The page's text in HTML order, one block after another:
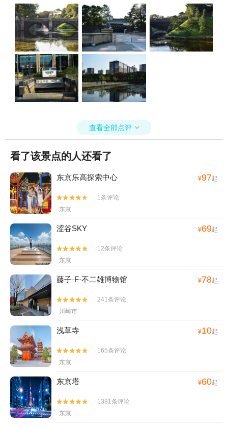
查看全部点评 
看了该景点的人还看了
东京乐高探索中心 ¥97起


1条评论
东京
涩谷SKY ¥69起


12条评论
东京
藤子·F·不二雄博物馆 ¥78起


241条评论
川崎市
浅草寺 ¥10起


165条评论
东京
东京塔 ¥60起


1381条评论
东京